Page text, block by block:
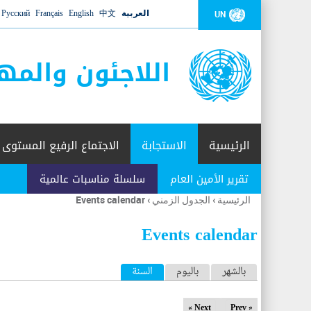
UN العربية 中文
English
Français
Русский
اللاجئون
الرئيسية الاستجابة
تقرير الأمين العام سلسلة مناسبات عالمية
الاجتماع الرفيع المستوى
أنت
هنا
الرئيسية › الجدول الزمني ›
Events calendar
Events calendar
ا
ل
بالشهر باليوم السنة (علامة التبويب النشطة)